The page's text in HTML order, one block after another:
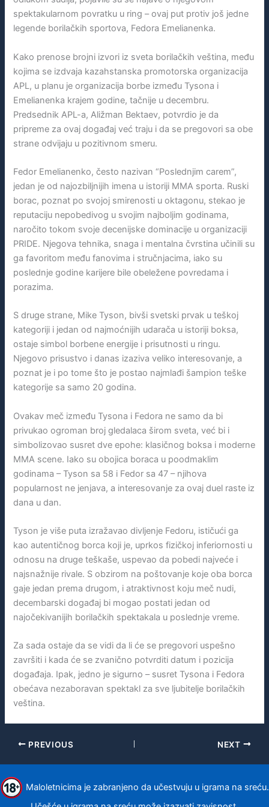
spektakularnom povratku u ring – ovaj put protiv još jedne
legende borilačkih sportova, Fedora Emelianenka.
Kako prenose brojni izvori iz sveta borilačkih veština, među
kojima se izdvaja kazahstanska promotorska organizacija
APL, u planu je organizacija borbe između Tysona i
Emelianenka krajem godine, tačnije u decembru.
Predsednik APL-a, Aližman Bektaev, potvrdio je da
pripreme za ovaj događaj već traju i da se pregovori sa obe
strane odvijaju u pozitivnom smeru.
Fedor Emelianenko, često nazivan “Poslednjim carem”,
jedan je od najozbiljnijih imena u istoriji MMA sporta. Ruski
borac, poznat po svojoj smirenosti u oktagonu, stekao je
reputaciju nepobedivog u svojim najboljim godinama,
naročito tokom svoje decenijske dominacije u organizaciji
PRIDE. Njegova tehnika, snaga i mentalna čvrstina učinili su
ga favoritom među fanovima i stručnjacima, iako su
poslednje godine karijere bile obeležene povredama i
porazima.
S druge strane, Mike Tyson, bivši svetski prvak u teškoj
kategoriji i jedan od najmoćnijih udarača u istoriji boksa,
ostaje simbol borbene energije i prisutnosti u ringu.
Njegovo prisustvo i danas izaziva veliko interesovanje, a
poznat je i po tome što je postao najmlađi šampion teške
kategorije sa samo 20 godina.
Ovakav meč između Tysona i Fedora ne samo da bi
privukao ogroman broj gledalaca širom sveta, već bi i
simbolizovao susret dve epohe: klasičnog boksa i moderne
MMA scene. Iako su obojica boraca u poodmaklim
godinama – Tyson sa 58 i Fedor sa 47 – njihova
popularnost ne jenjava, a interesovanje za ovaj duel raste iz
dana u dan.
Tyson je više puta izražavao divljenje Fedoru, ističući ga
kao autentičnog borca koji je, uprkos fizičkoj inferiornosti u
odnosu na druge teškaše, uspevao da pobedi najveće i
najsnažnije rivale. S obzirom na poštovanje koje oba borca
gaje jedan prema drugom, i atraktivnost koju meč nudi,
decembarski događaj bi mogao postati jedan od
najočekivanijih borilačkih spektakala u poslednje vreme.
Za sada ostaje da se vidi da li će se pregovori uspešno
završiti i kada će se zvanično potvrditi datum i pozicija
događaja. Ipak, jedno je sigurno – susret Tysona i Fedora
obećava nezaboravan spektakl za sve ljubitelje borilačkih
veština.
PREVIOUS NEXT
Maloletnicima je zabranjeno da učestvuju u igrama na sreću.